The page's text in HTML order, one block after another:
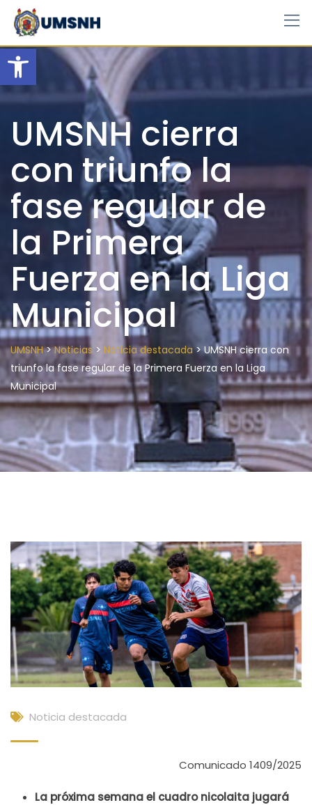
Open toolbar
Skip
content
UMSNH cierra
con triunfo la
fase regular de
la Primera
Fuerza en la Liga
Municipal
UMSNH>Noticias > Noticia destacada>UMSNH cierra con
triunfo la fase regular de la Primera Fuerza en la Liga
Municipal
Noticia destacada
Comunicado 1409/2025
La próxima semana el cuadro nicolaita jugará